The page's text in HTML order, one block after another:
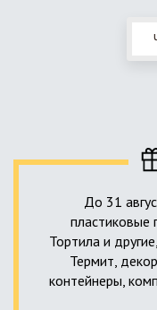
достаточную
Единственное
использование КНС –
до выгребной ямы,
До 31
пластиковые
Тортила и
Термит,
контейнеры,